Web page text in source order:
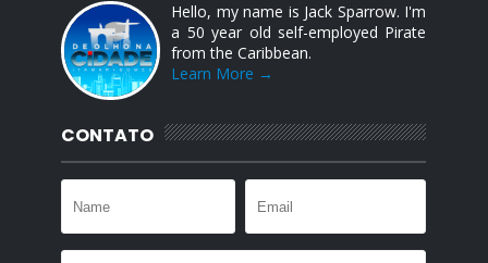
Hello, my name is Jack Sparrow. I'm
a 50 year old self-employed Pirate
from the Caribbean.
Learn More →
CONTATO